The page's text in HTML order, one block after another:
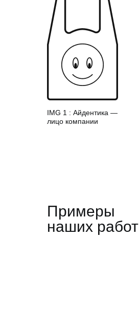
IMG 1 : Айдентика —
лицо компании
Примеры
наших работ